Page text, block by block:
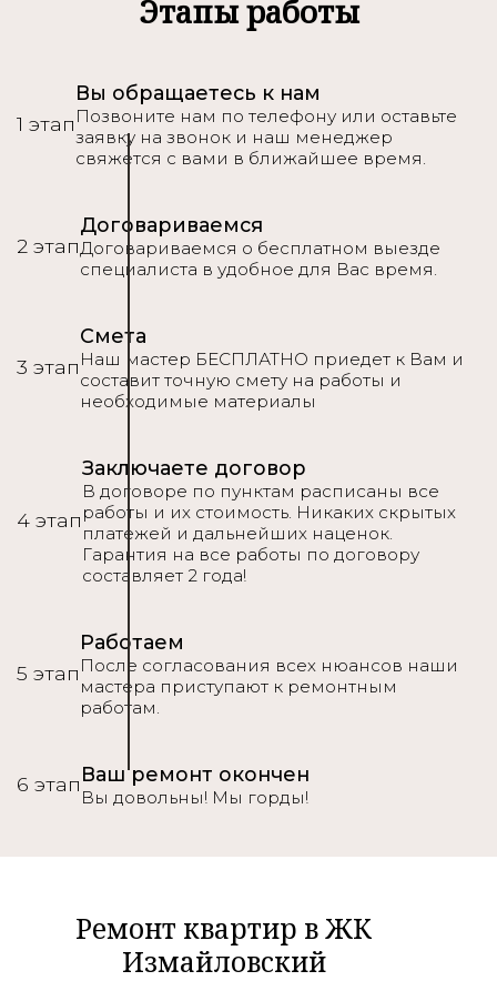
Этапы работы
1 этап
Вы обращаетесь к нам
Позвоните нам по телефону или оставьте
заявку на звонок и наш менеджер
свяжется с вами в ближайшее время.
2 этап
Договариваемся
Договариваемся о бесплатном выезде
специалиста в удобное для Вас время.
3 этап
Смета
Наш мастер БЕСПЛАТНО приедет к Вам и
составит точную смету на работы и
необходимые материалы
4 этап
Заключаете договор
В договоре по пунктам расписаны все
работы и их стоимость. Никаких скрытых
платежей и дальнейших наценок.
Гарантия на все работы по договору
составляет 2 года!
5 этап
Работаем
После согласования всех нюансов наши
мастера приступают к ремонтным
работам.
6 этапВаш ремонт окончен
Вы довольны! Мы горды!
Ремонт квартир в ЖК
Измайловский